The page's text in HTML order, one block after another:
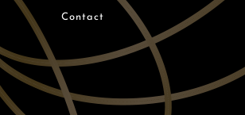
Contact